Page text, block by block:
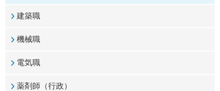
建築職
機械職
電気職
薬剤師（行政）